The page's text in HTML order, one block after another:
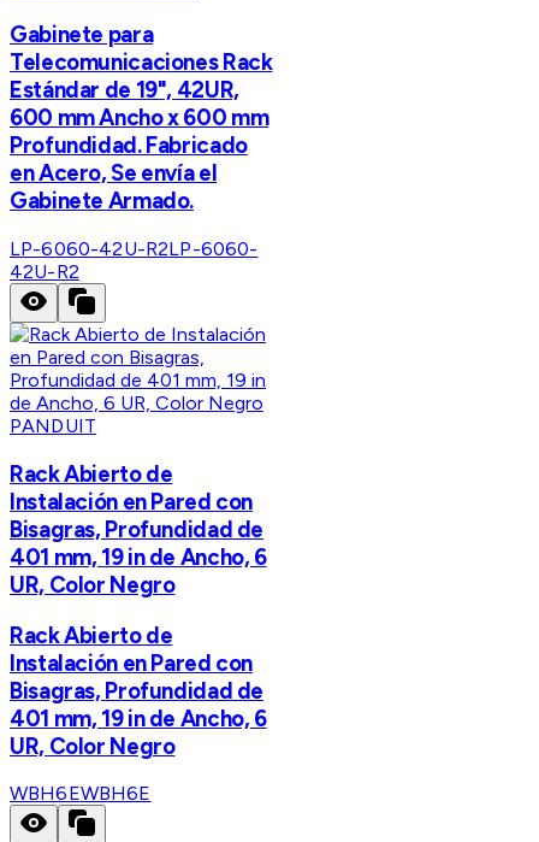
Gabinete para
Telecomunicaciones Rack
Estándar de 19", 42UR,
600 mm Ancho x 600 mm
Profundidad. Fabricado
en Acero, Se envía el
Gabinete Armado.
LP-6060-42U-R2LP-6060-
42U-R2
PANDUIT
Rack Abierto de
Instalación en Pared con
Bisagras, Profundidad de
401 mm, 19 in de Ancho, 6
UR, Color Negro
Rack Abierto de
Instalación en Pared con
Bisagras, Profundidad de
401 mm, 19 in de Ancho, 6
UR, Color Negro
WBH6EWBH6E